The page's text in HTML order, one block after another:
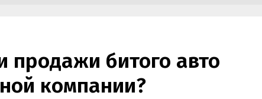
продажи битого авто
компании?